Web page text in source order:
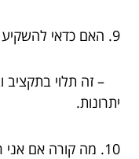
9. האם כדאי להשקיע בנדל"ן ישן או חדש?
– זה תלוי
יתרונות.
10. מה קורה אם אני רוצה למכור את הנכס בעתיד?